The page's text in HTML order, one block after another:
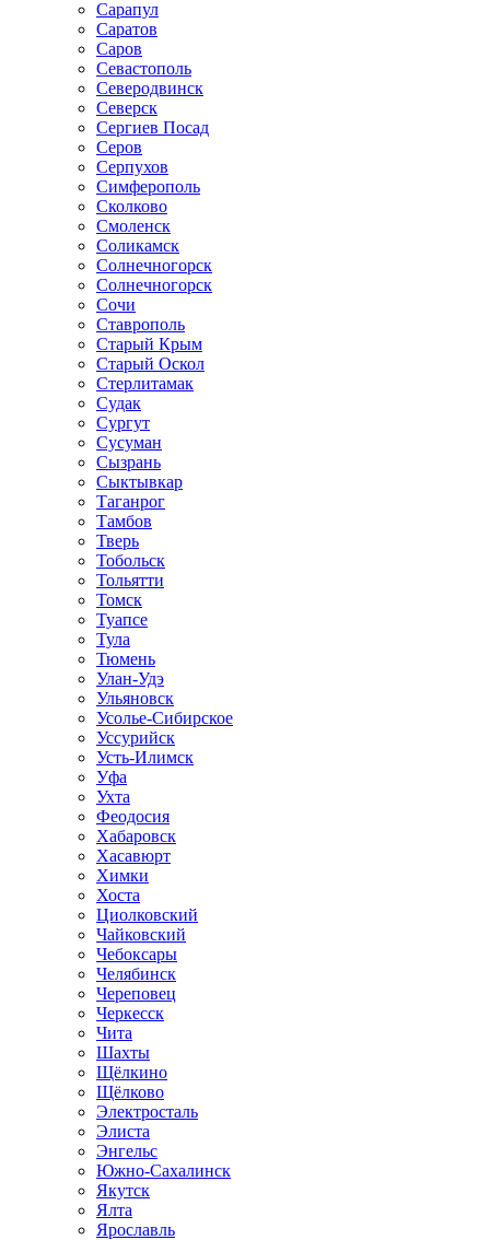
Сарапул
Саратов
Саров
Севастополь
Северодвинск
Северск
Сергиев Посад
Серов
Серпухов
Симферополь
Сколково
Смоленск
Соликамск
Солнечногорск
Солнечногорск
Сочи
Ставрополь
Старый Крым
Старый Оскол
Стерлитамак
Судак
Сургут
Сусуман
Сызрань
Сыктывкар
Таганрог
Тамбов
Тверь
Тобольск
Тольятти
Томск
Туапсе
Тула
Тюмень
Улан-Удэ
Ульяновск
Усолье-Сибирское
Уссурийск
Усть-Илимск
Уфа
Ухта
Феодосия
Хабаровск
Хасавюрт
Химки
Хоста
Циолковский
Чайковский
Чебоксары
Челябинск
Череповец
Черкесск
Чита
Шахты
Щёлкино
Щёлково
Электросталь
Элиста
Энгельс
Южно-Сахалинск
Якутск
Ялта
Ярославль